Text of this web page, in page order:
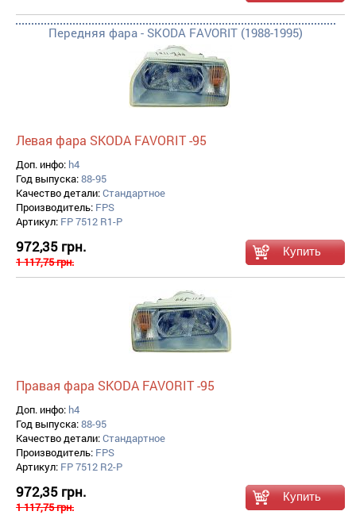
Передняя фара - SKODA FAVORIT (1988-1995)
Левая фара SKODA FAVORIT -95
Доп. инфо: h4
Год выпуска:88-95
Качество детали:Стандартное
Производитель: FPS
Артикул: FP 7512 R1-P
972,35 грн.
1 117,75 грн.
Правая фара SKODA FAVORIT -95
Доп. инфо: h4
Год выпуска:88-95
Качество детали:Стандартное
Производитель: FPS
Артикул: FP 7512 R2-P
972,35 грн.
1 117,75 грн.